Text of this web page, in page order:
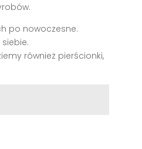
po nowoczesne.
również pierścionki,